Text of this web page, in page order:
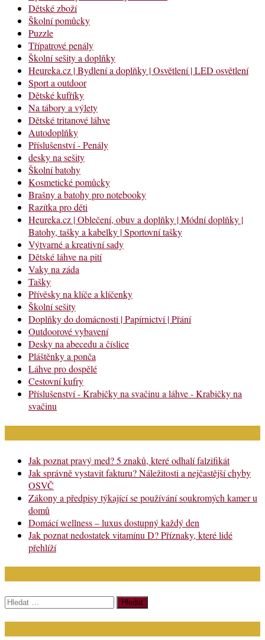
Dětské zboží
Školní pomůcky
Puzzle
Třípatrové penály
Školní sešity a doplňky
Heureka.cz | Bydlení a doplňky | Osvětlení | LED osvětlení
Sport a outdoor
Dětské kufříky
Na tábory a výlety
Dětské tritanové láhve
Autodoplňky
Příslušenství - Penály
desky na sešity
Školní batohy
Kosmetické pomůcky
Brašny a batohy pro notebooky
Razítka pro děti
Heureka.cz | Oblečení, obuv a doplňky | Módní doplňky |
Batohy, tašky a kabelky | Sportovní tašky
Výtvarné a kreativní sady
Dětské láhve na pití
Vaky na záda
Tašky
Přívěsky na klíče a klíčenky
Školní sešity
Doplňky do domácnosti | Papírnictví | Přání
Outdoorové vybavení
Desky na abecedu a číslice
Pláštěnky a ponča
Láhve pro dospělé
Cestovní kufry
Příslušenství - Krabičky na svačinu a láhve - Krabičky na
svačinu
Jak poznat pravý med? 5 znaků, které odhalí falzifikát
Jak správně vystavit fakturu? Náležitosti a nejčastější chyby
OSVČ
Zákony a předpisy týkající se používání soukromých kamer u
domů
Domácí wellness – luxus dostupný každý den
Jak poznat nedostatek vitamínu D? Příznaky, které lidé
přehlíží
Vyhledávání